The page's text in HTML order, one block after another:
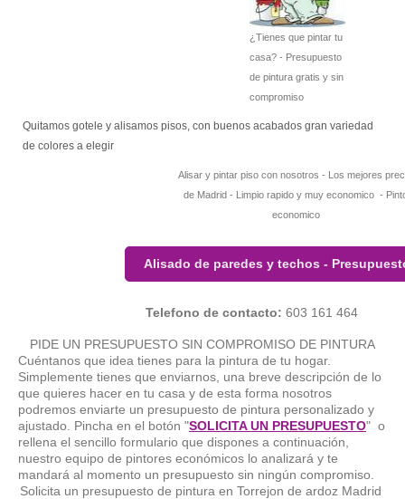
¿Tienes que pintar tu
casa? - Presupuesto
de pintura gratis y sin
compromiso
Quitamos gotele y alisamos pisos, con buenos acabados gran variedad
de colores a elegir
Alisar y pintar piso con nosotros - Los mejores
de Madrid - Limpio rapido y muy economico -
economico
Alisado de paredes y techos -
Telefono de contacto: 603 161 464
PIDE UN PRESUPUESTO SIN COMPROMISO DE PINTURA
Cuéntanos que idea tienes para la pintura de tu hogar.
Simplemente tienes que enviarnos, una breve descripción de lo
que quieres hacer en tu casa y de esta forma nosotros
podremos enviarte un presupuesto de pintura personalizado y
ajustado. Pincha en el botón "SOLICITA UN PRESUPUESTO" o
rellena el sencillo formulario que dispones a continuación,
nuestro equipo de pintores económicos lo analizará y te
mandará al momento un presupuesto sin ningún compromiso.
Solicita un presupuesto de pintura en Torrejon de ardoz Madrid